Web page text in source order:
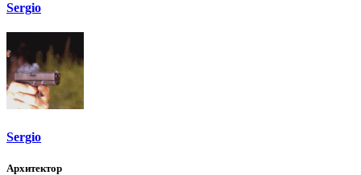
Sergio
Sergio
Архитектор